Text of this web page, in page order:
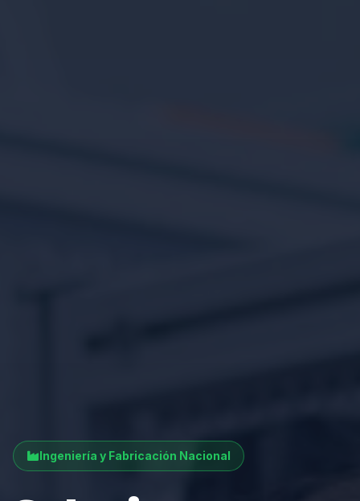
Ingeniería y Fabricación Nacional